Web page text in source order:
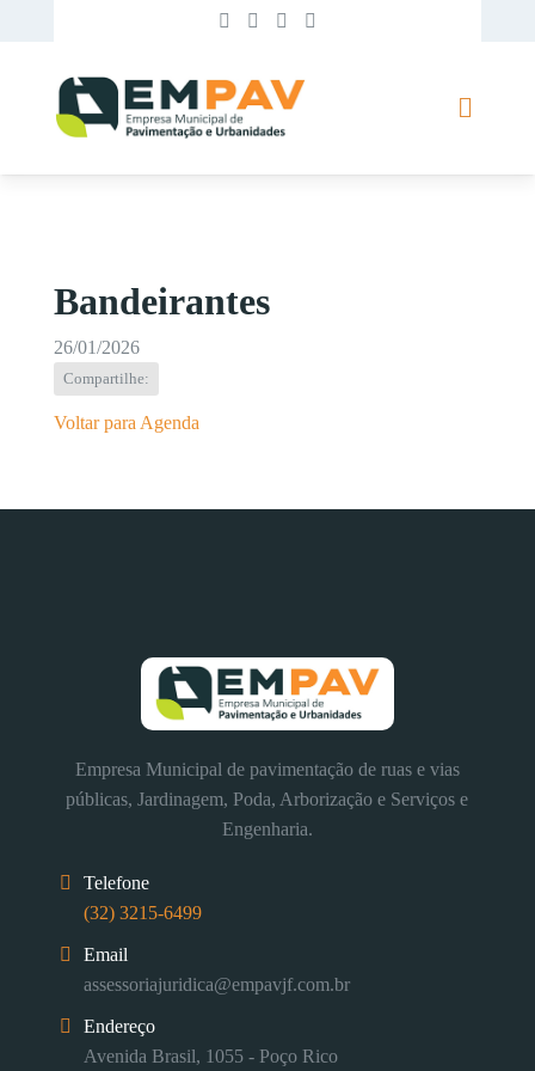
Bandeirantes
26/01/2026
Compartilhe:
Voltar para Agenda
Empresa Municipal de pavimentação de ruas e vias
públicas, Jardinagem, Poda, Arborização e Serviços e
Engenharia.
Telefone
(32) 3215-6499
Email
assessoriajuridica@empavjf.com.br
Endereço
Avenida Brasil, 1055 - Poço Rico